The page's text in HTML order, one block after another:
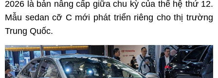
2026 là bản nâng cấp giữa chu kỳ của thế hệ thứ 12.
Mẫu sedan cỡ C mới phát triển riêng cho thị trường
Trung Quốc.